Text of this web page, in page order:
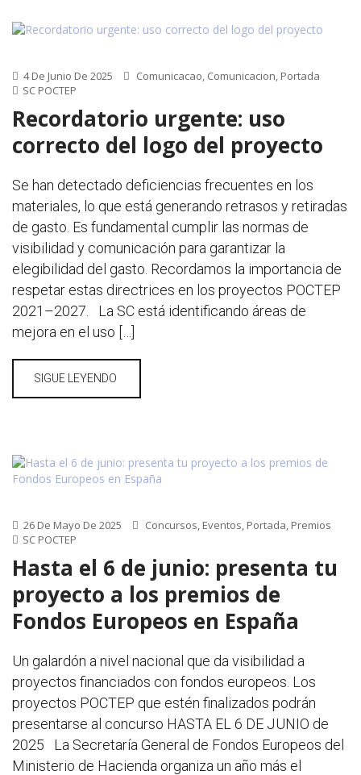
4 De Junio De 2025 Comunicacao, Comunicacion, Portada
SC POCTEP
Recordatorio urgente: uso
correcto del logo del proyecto
Se han detectado deficiencias frecuentes en los
materiales, lo que está generando retrasos y retiradas
de gasto. Es fundamental cumplir las normas de
visibilidad y comunicación para garantizar la
elegibilidad del gasto. Recordamos la importancia de
respetar estas directrices en los proyectos POCTEP
2021–2027. La SC está identificando áreas de
mejora en el uso […]
SIGUE LEYENDO
26 De Mayo De 2025 Concursos, Eventos, Portada, Premios
SC POCTEP
Hasta el 6 de junio: presenta tu
proyecto a los premios de
Fondos Europeos en España
Un galardón a nivel nacional que da visibilidad a
proyectos financiados con fondos europeos. Los
proyectos POCTEP que estén finalizados podrán
presentarse al concurso HASTA EL 6 DE JUNIO de
2025 La Secretaría General de Fondos Europeos del
Ministerio de Hacienda organiza un año más el